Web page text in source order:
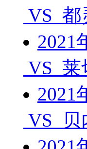
VS 都
2021
VS 莱
2021
VS 贝